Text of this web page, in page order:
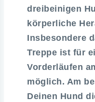
dreibeinigen
körperliche
Insbesondere
Treppe ist für
Vorderläufen
möglich. Am
Deinen Hund